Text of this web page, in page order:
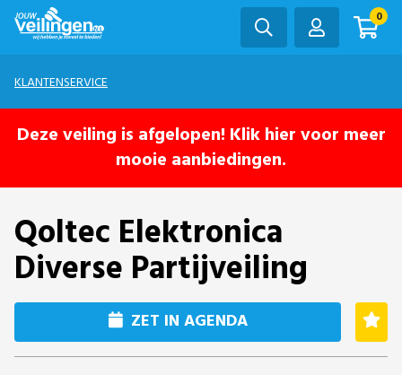
0
KLANTENSERVICE
Deze veiling is afgelopen! Klik hier voor meer
mooie aanbiedingen.
Qoltec Elektronica
Diverse Partijveiling
ZET IN AGENDA